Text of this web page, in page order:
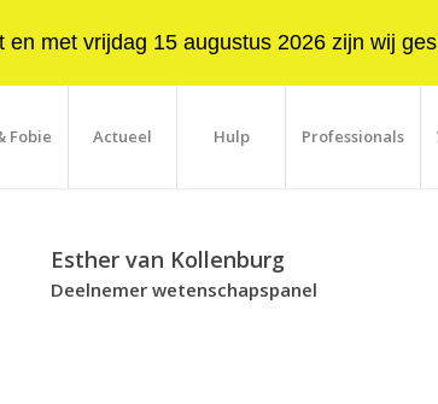
Fobie Actueel Hulp Professionals
Esther van Kollenburg
Deelnemer wetenschapspanel
met vrijdag 15 augustus 2026 zijn wij